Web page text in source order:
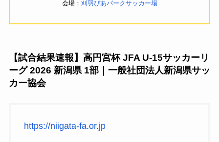
会場： 刈羽ぴあパークサッカー場
【試合結果速報】高円宮杯 JFA U-15サッカーリ
ーグ 2026 新潟県 1部｜一般社団法人新潟県サッ
カー協会
https://niigata-fa.or.jp